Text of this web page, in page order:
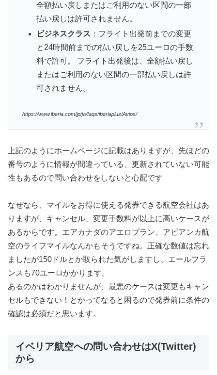
全額払い戻しまたはご利用のない区間の一部
払い戻しは許可されません。
ビジネスクラス ：フライト出発前までの変更
と24時間前までの払い戻しを25ユーロの手数
料で許可。 フライト出発後は、全額払い戻し
またはご利用のない区間の一部払い戻しは許
可されません。
https://www.iberia.com/jp/ja/faqs/iberiaplus/Avios/
上記のようにホームページに記載はありますが、先ほどの
番号のように情報が間違っている、更新されていない可能
性もあるので問い合わせをしないと心配です
なぜなら、マイルをお得に使える発券できる航空会社はあ
りますが、キャンセル、変更手数料が以上に高いケースが
あるからです。エアカナダのアエロプラン、アビアンカ航
空のライフマイルなんかもそうですね。正確な数値は忘れ
ましたが150ドルとか取られた気がしますし、エールフラ
ンスも70ユーロかかります。
あるのかはわかりませんが、最悪のケースは変更もキャン
セルもできない！とかってなると困るので発券前に条件の
確認は必須だと思います。
イベリア航空への問い合わせはX(Twitter)
から